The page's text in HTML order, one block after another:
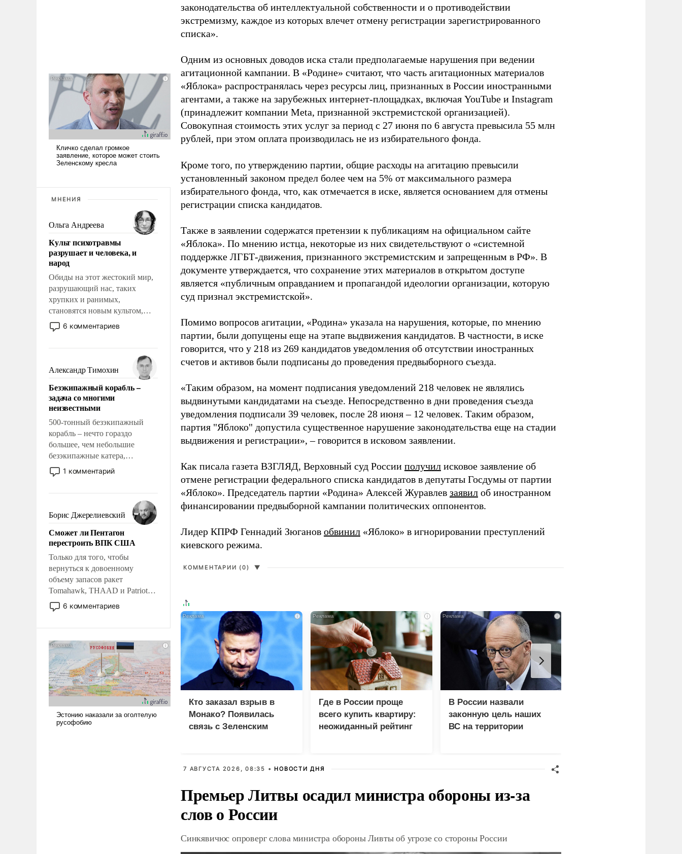
МНЕНИЯ
Ольга Андреева
Культ психотравмы
разрушает и человека, и
народ
Обиды на этот жестокий мир,
разрушающий нас, таких
хрупких и ранимых,
становятся новым культом,
постепенно вытесняя и
отменяя традиционное
мужественным и твердым под
ударами судьбы, брать на себя
ответственность, помогать
слабым, идти вперед и
адаптироваться.
6 комментариев
Александр Тимохин
Безэкипажный корабль –
задача со многими
неизвестными
500-тонный безэкипажный
корабль – нечто гораздо
большее, чем небольшие
безэкипажные катера,
применение которых уже
стало обыденностью. Задача по
сложна и амбициозна. Однако
и ее реализация радикально
поднимет наши боевые
возможности.
1 комментарий
Борис Джерелиевский
Сможет ли Пентагон
перестроить ВПК США
Только для того, чтобы
вернуться к довоенному
объему запасов ракет
Tomahawk, THAAD и Patriot
США потребуется более трех
лет. Даже небольшая война с
Сложившаяся ситуация
означает многолетний период
уязвимости США, например,
перед Китаем.
6 комментариев
законодательства об интеллектуальной собственности и о противодействии
экстремизму, каждое из которых влечет отмену регистрации зарегистрированного
списка».
Одним из основных доводов иска стали предполагаемые нарушения при ведении
агитационной кампании. В «Родине» считают, что часть агитационных материалов
«Яблока» распространялась через ресурсы лиц, признанных в России иностранными
агентами, а также на зарубежных интернет-площадках, включая YouTube и Instagram
(принадлежит компании Meta, признанной экстремистской организацией).
Совокупная стоимость этих услуг за период с 27 июня по 6 августа превысила 55 млн
рублей, при этом оплата производилась не из избирательного фонда.
Кроме того, по утверждению партии, общие расходы на агитацию превысили
установленный законом предел более чем на 5% от максимального размера
избирательного фонда, что, как отмечается в иске, является основанием для отмены
регистрации списка кандидатов.
Также в заявлении содержатся претензии к публикациям на официальном сайте
«Яблока». По мнению истца, некоторые из них свидетельствуют о «системной
поддержке ЛГБТ-движения, признанного экстремистским и запрещенным в РФ». В
документе утверждается, что сохранение этих материалов в открытом доступе
является «публичным оправданием и пропагандой идеологии организации, которую
суд признал экстремистской».
Помимо вопросов агитации, «Родина» указала на нарушения, которые, по мнению
партии, были допущены еще на этапе выдвижения кандидатов. В частности, в иске
говорится, что у 218 из 269 кандидатов уведомления об отсутствии иностранных
счетов и активов были подписаны до проведения предвыборного съезда.
«Таким образом, на момент подписания уведомлений 218 человек не являлись
выдвинутыми кандидатами на съезде. Непосредственно в дни проведения съезда
уведомления подписали 39 человек, после 28 июня – 12 человек. Таким образом,
партия "Яблоко" допустила существенное нарушение законодательства еще на стадии
выдвижения и регистрации», – говорится в исковом заявлении.
Как писала газета ВЗГЛЯД, Верховный суд России получил исковое заявление об
отмене регистрации федерального списка кандидатов в депутаты Госдумы от партии
«Яблоко». Председатель партии «Родина» Алексей Журавлев заявил об иностранном
финансировании предвыборной кампании политических оппонентов.
Лидер КПРФ Геннадий Зюганов обвинил «Яблоко» в игнорировании преступлений
киевского режима.
КОММЕНТАРИИ (0) ▼
i
Кто заказал взрыв в
Монако? Появилась
связь с Зеленским
i
Где в России проще
всего купить квартиру:
неожиданный рейтинг
i
В России назвали
законную цель наших
ВС на территории
7 АВГУСТА 2026, 08:35 • НОВОСТИ ДНЯ
Премьер Литвы осадил министра обороны из-за
слов о России
Синкявичюс опроверг слова министра обороны Ливты об угрозе со стороны России